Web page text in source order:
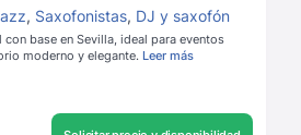
, Saxofonistas, DJ y saxofón
base en Sevilla, ideal para eventos
moderno y elegante. Leer más